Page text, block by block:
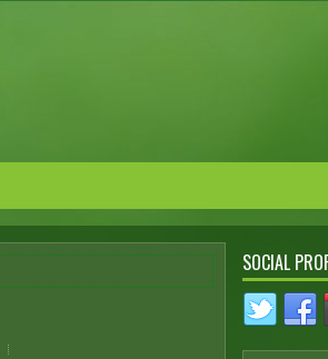
SOCIAL